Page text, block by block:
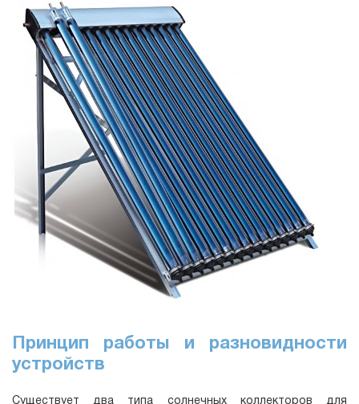
Принцип работы и разновидности
устройств
Существует два типа солнечных коллекторов для